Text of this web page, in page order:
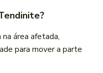
área afetada,
para mover a parte